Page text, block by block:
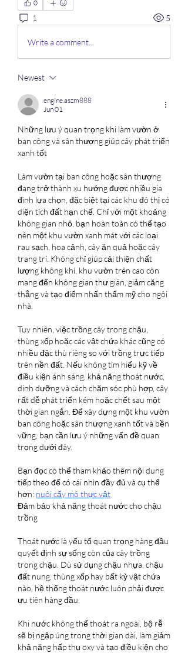
0
1 5
Write a comment...
Newest
engine.aszm888
Jun 01
Những lưu ý quan trọng khi làm vườn ở
ban công và sân thượng giúp cây phát triển
xanh tốt
Làm vườn tại ban công hoặc sân thượng
đang trở thành xu hướng được nhiều gia
đình lựa chọn, đặc biệt tại các khu đô thị có
diện tích đất hạn chế. Chỉ với một khoảng
không gian nhỏ, bạn hoàn toàn có thể tạo
nên một khu vườn xanh mát với các loại
rau sạch, hoa cảnh, cây ăn quả hoặc cây
trang trí. Không chỉ giúp cải thiện chất
lượng không khí, khu vườn trên cao còn
mang đến không gian thư giãn, giảm căng
thẳng và tạo điểm nhấn thẩm mỹ cho ngôi
nhà.
Tuy nhiên, việc trồng cây trong chậu,
thùng xốp hoặc các vật chứa khác cũng có
nhiều đặc thù riêng so với trồng trực tiếp
trên nền đất. Nếu không tìm hiểu kỹ về
điều kiện ánh sáng, khả năng thoát nước,
dinh dưỡng và cách chăm sóc phù hợp, cây
rất dễ phát triển kém hoặc chết sau một
thời gian ngắn. Để xây dựng một khu vườn
ban công hoặc sân thượng xanh tốt và bền
vững, bạn cần lưu ý những vấn đề quan
trọng dưới đây.
Bạn đọc có thể tham khảo thêm nội dung
tiếp theo để có cái nhìn đầy đủ và cụ thể
hơn: nuôi cấy mô thực vật
Đảm bảo khả năng thoát nước cho chậu
trồng
Thoát nước là yếu tố quan trọng hàng đầu
quyết định sự sống còn của cây trồng
trong chậu. Dù sử dụng chậu nhựa, chậu
đất nung, thùng xốp hay bất kỳ vật chứa
nào, hệ thống thoát nước luôn phải được
ưu tiên hàng đầu.
Khi nước không thể thoát ra ngoài, bộ rễ
sẽ bị ngập úng trong thời gian dài, làm giảm
khả năng hấp thụ oxy và tạo điều kiện cho